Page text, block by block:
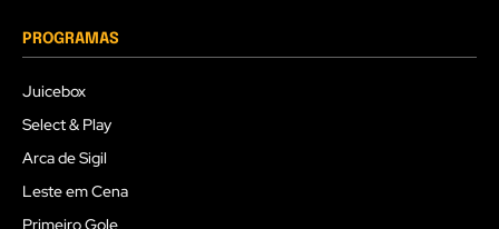
PROGRAMAS
Juicebox
Select & Play
Arca de Sigil
Leste em Cena
Primeiro Gole